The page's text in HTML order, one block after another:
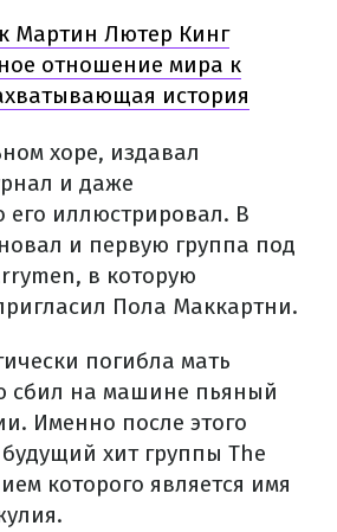
Мартин Лютер Кинг
отношение мира к
история
хоре, издавал
и даже
его иллюстрировал. В
и первую группа под
в которую
Пола Маккартни.
погибла мать
сбил на машине пьяный
Именно после этого
хит группы The
которого является имя